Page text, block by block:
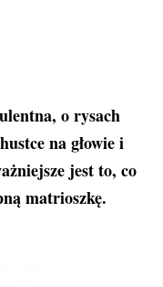
o rysach
na głowie i
jest to, co
matrioszkę.